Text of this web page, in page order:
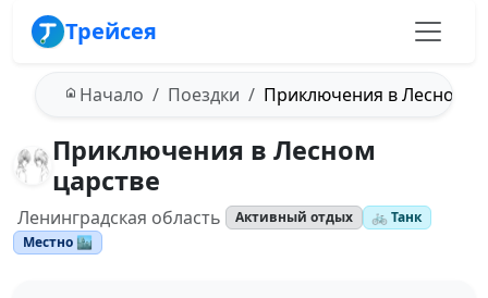
Трейсея
Начало Поездки Приключения в Лесном
Приключения в Лесном
царстве
Ленинградская область Активный отдых
🚲 Танк
Местно 🏙️